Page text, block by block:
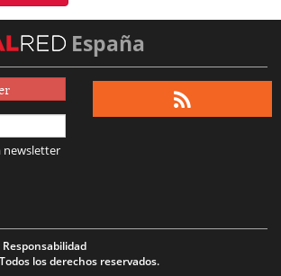
España
newsletter
los derechos reservados.